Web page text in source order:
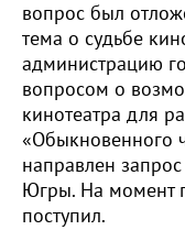
вопрос был
тема о судьбе
администрацию
вопросом о
кинотеатра для
«Обыкновенного
направлен
Югры. На момент
поступил.